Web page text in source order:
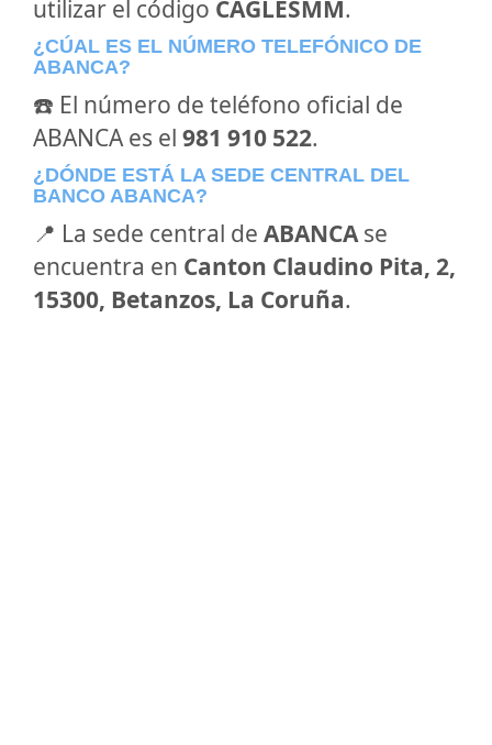
utilizar el código CAGLESMM.
¿CÚAL ES EL NÚMERO TELEFÓNICO DE
ABANCA?
☎️ El número de teléfono oficial de
ABANCA es el 981 910 522.
¿DÓNDE ESTÁ LA SEDE CENTRAL DEL
BANCO ABANCA?
📍 La sede central de ABANCAse
encuentra en Canton Claudino Pita, 2,
15300, Betanzos, La Coruña.